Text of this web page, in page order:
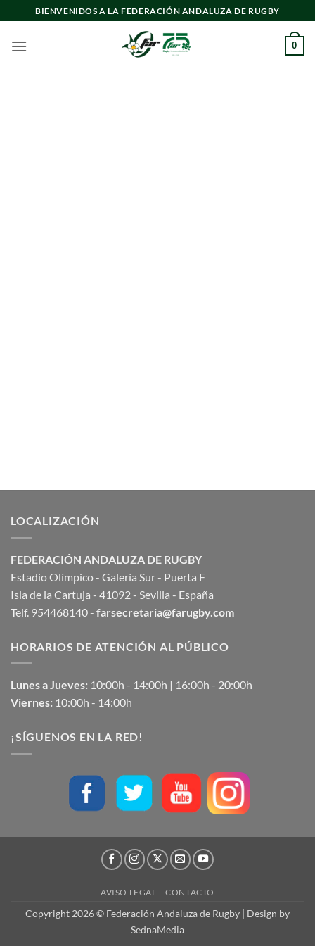
al
contenido
BIENVENIDOS A LA FEDERACIÓN ANDALUZA DE RUGBY
0
LOCALIZACIÓN
FEDERACIÓN ANDALUZA DE RUGBY
Estadio Olímpico - Galería Sur - Puerta F
Isla de la Cartuja - 41092 - Sevilla - España
Telf. 954468140 - farsecretaria@farugby.com
HORARIOS DE ATENCIÓN AL PÚBLICO
Lunes a Jueves: 10:00h - 14:00h | 16:00h - 20:00h
Viernes: 10:00h - 14:00h
¡SÍGUENOS EN LA RED!
AVISO LEGAL CONTACTO
Copyright 2026 © Federación Andaluza de Rugby | Design by
SednaMedia